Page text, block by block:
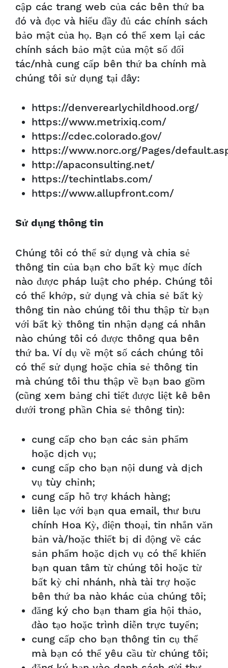
cập các trang web của các bên thứ ba
đó và đọc và hiểu đầy đủ các chính sách
bảo mật của họ. Bạn có thể xem lại các
chính sách bảo mật của một số đối
tác/nhà cung cấp bên thứ ba chính mà
chúng tôi sử dụng tại đây:
https://denverearlychildhood.org/
https://www.metrixiq.com/
https://cdec.colorado.gov/
https://www.norc.org/Pages/
http://apaconsulting.net/
https://techintlabs.com/
https://www.allupfront.com/
Sử dụng thông tin
Chúng tôi có thể sử dụng và chia sẻ
thông tin của bạn cho bất kỳ mục đích
nào được pháp luật cho phép. Chúng tôi
có thể khớp, sử dụng và chia sẻ bất kỳ
thông tin nào chúng tôi thu thập từ bạn
với bất kỳ thông tin nhận dạng cá nhân
nào chúng tôi có được thông qua bên
thứ ba. Ví dụ về một số cách chúng tôi
có thể sử dụng hoặc chia sẻ thông tin
mà chúng tôi thu thập về bạn bao gồm
(cũng xem bảng chi tiết được liệt kê bên
dưới trong phần Chia sẻ thông tin):
cung cấp cho bạn các sản phẩm
hoặc dịch vụ;
cung cấp cho bạn nội dung và dịch
vụ tùy chỉnh;
cung cấp hỗ trợ khách hàng;
liên lạc với bạn qua email, thư bưu
chính Hoa Kỳ, điện thoại, tin nhắn văn
bản và/hoặc thiết bị di động về các
sản phẩm hoặc dịch vụ có thể khiến
bạn quan tâm từ chúng tôi hoặc từ
bất kỳ chi nhánh, nhà tài trợ hoặc
bên thứ ba nào khác của chúng tôi;
đăng ký cho bạn tham gia hội thảo,
đào tạo hoặc trình diễn trực tuyến;
cung cấp cho bạn thông tin cụ thể
mà bạn có thể yêu cầu từ chúng tôi;